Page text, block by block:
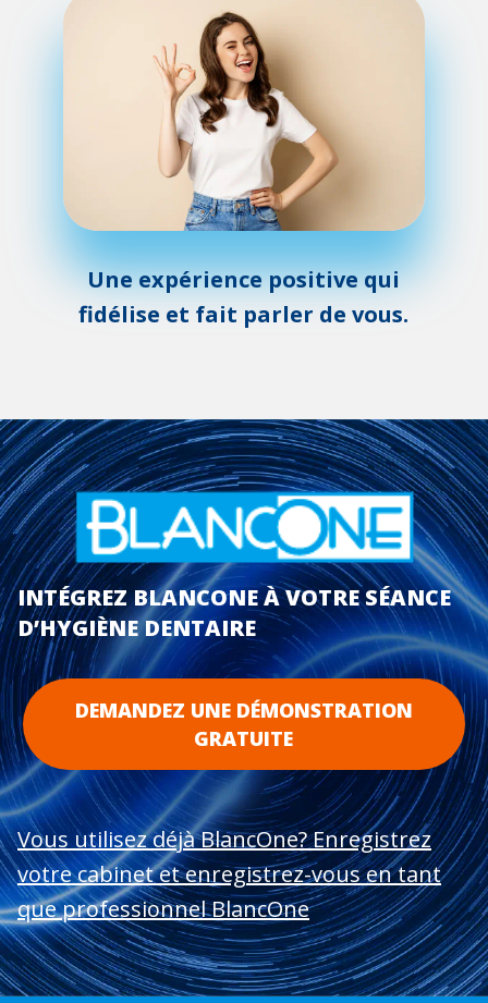
Une expérience positive qui
fidélise et fait parler de vous.
INTÉGREZ BLANCONE À VOTRE SÉANCE
D’HYGIÈNE DENTAIRE
DEMANDEZ UNE DÉMONSTRATION
GRATUITE
Vous utilisez déjà BlancOne? Enregistrez
votre cabinet et enregistrez-vous en tant
que professionnel BlancOne